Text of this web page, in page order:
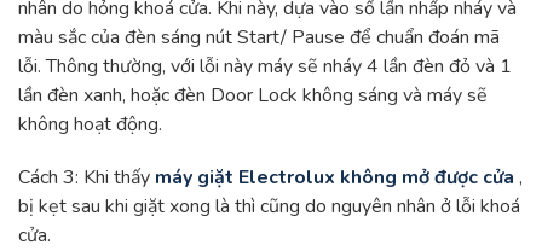
nhân do hỏng khoá cửa. Khi này, dựa vào số lần nhấp nháy và
màu sắc của đèn sáng nút Start/ Pause để chuẩn đoán mã
lỗi. Thông thường, với lỗi này máy sẽ nháy 4 lần đèn đỏ và 1
lần đèn xanh, hoặc đèn Door Lock không sáng và máy sẽ
không hoạt động.
Cách 3: Khi thấy máy giặt Electrolux không mở được cửa ,
bị kẹt sau khi giặt xong là thì cũng do nguyên nhân ở lỗi khoá
cửa.